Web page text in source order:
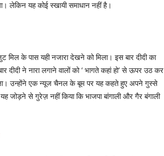
लेकिन यह कोई स्खायी समाधान नहीं है।
के पास यही नजारा देखने को मिला। इस बार दीदी का
दीदी ने नारा लगाने वालों को ‘ भागते कहां हो’ से ऊपर उठ कर
डाला। उन्होंने एक न्यूज चैनल के बूम पर यह कहते हुए अपने गुस्से
जोड़ने से गुरेज़ नहीं किया कि भाजपा बांगाली और गैर बंगाली